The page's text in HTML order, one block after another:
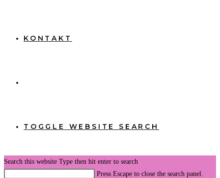
KONTAKT
TOGGLE WEBSITE SEARCH
Search this website Type then hit enter to search
Press Escape to close the search panel.